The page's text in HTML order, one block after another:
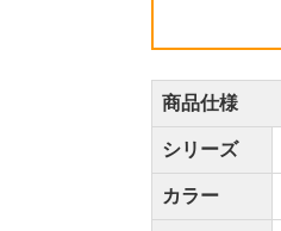
商品仕様
シリーズ
カラー